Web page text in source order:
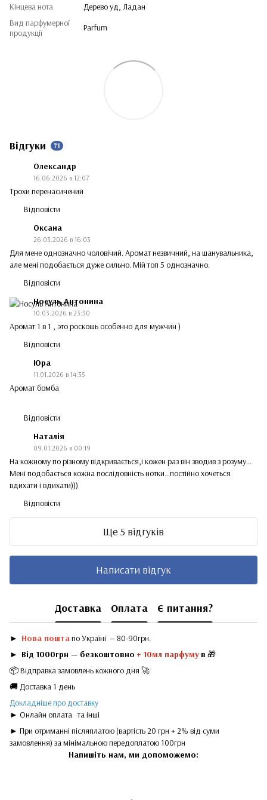
Кінцева нота
Дерево уд, Ладан
Вид парфумерної
продукції
Parfum
Відгуки 71
Олександр
16.06.2026 в 12:07
Трохи перенасичений
Відповісти
Оксана
26.03.2026 в 16:03
Для мене однозначно чоловічий. Аромат незвичний, на шанувальника,
але мені подобається дуже сильно. Мій топ 5 однозначно.
Відповісти
Носуль Антонина
10.03.2026 в 23:30
Аромат 1 в 1 , это роскошь особенно для мужчин )
Відповісти
Юра
11.01.2026 в 14:35
Аромат бомба
Відповісти
Наталія
09.01.2026 в 00:19
На кожному по різному відкривається,і кожен раз він зводив з розуму…
Мені подобається кожна послідовність нотки…постійно хочеться
вдихати і вдихати)))
Відповісти
Ще 5 відгуків
Написати відгук
Доставка Оплата Є питання?
► Нова поштапо Україні — 80-90грн.
► Від 1000грн — безкоштовно + 10мл парфуму в 🎁
📦 Відправка замовлень кожного дня 🚀
🚚 Доставка 1 день
Докладніше про доставку
► Онлайн оплата та інші
► При отриманні післяплатою (вартість 20 грн + 2% від суми
замовлення) за мінімальною передоплатою 100грн
Напишіть нам, ми допоможемо: